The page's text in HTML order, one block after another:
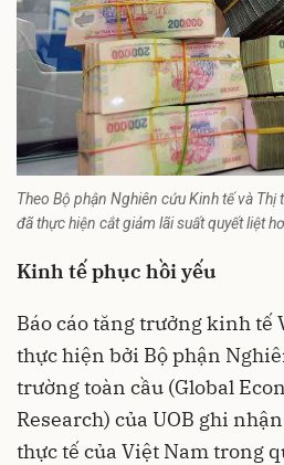
Theo Bộ phận Nghiên cứu Kinh tế và
đã thực hiện cắt giảm lãi suất quyết liệt
Kinh tế phục hồi yếu
Báo cáo tăng trưởng kinh tế
thực hiện bởi Bộ phận
trường toàn cầu (Global
Research) của UOB ghi
thực tế của Việt Nam trong